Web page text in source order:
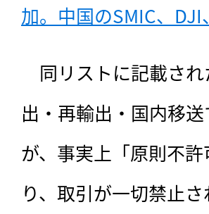
加。中国のSMIC、
同リストに記載され
出・再輸出・国内移
が、事実上「原則不
り、取引が一切禁止さ